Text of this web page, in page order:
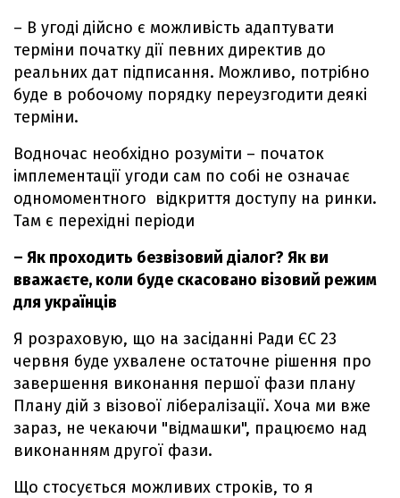
– В угоді дійсно є можливість адаптувати
терміни початку дії певних директив до
реальних дат підписання. Можливо, потрібно
буде в робочому порядку переузгодити деякі
терміни.
Водночас необхідно розуміти – початок
імплементації угоди сам по собі не означає
одномоментного відкриття доступу на ринки.
Там є перехідні періоди
– Як проходить безвізовий діалог? Як ви
вважаєте, коли буде скасовано візовий режим
для українців
Я розраховую, що на засіданні Ради ЄС 23
червня буде ухвалене остаточне рішення про
завершення виконання першої фази плану
Плану дій з візової лібералізації. Хоча ми вже
зараз, не чекаючи "відмашки", працюємо над
виконанням другої фази.
Що стосується можливих строків, то я